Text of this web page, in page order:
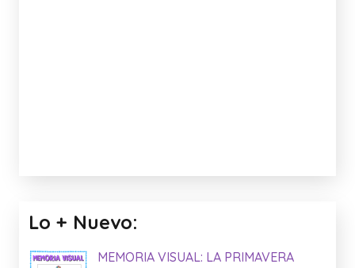
Lo + Nuevo:
MEMORIA VISUAL: LA PRIMAVERA